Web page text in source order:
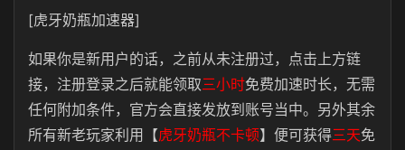
[虎牙奶瓶加速器]
如果你是新用户的话，之前从未注册过，点击上方链
接，注册登录之后就能领取三小时免费加速时长，无需
任何附加条件，官方会直接发放到账号当中。另外其余
所有新老玩家利用【虎牙奶瓶不卡顿】便可获得三天免